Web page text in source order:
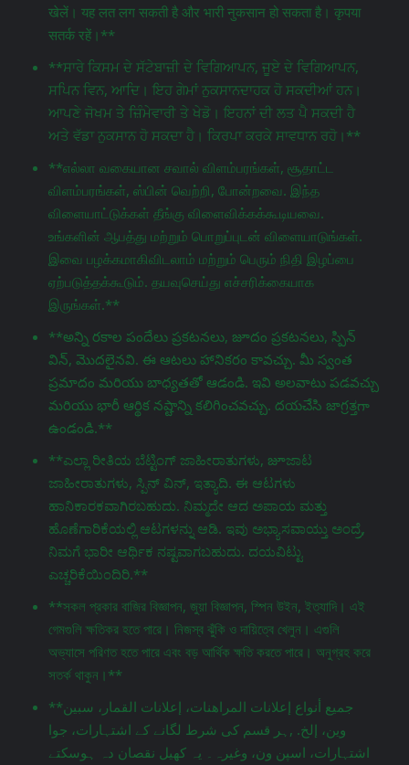
खेलें। यह लत लग सकती है और भारी नुकसान हो सकता है। कृपया
सतर्क रहें।**
**ਸਾਰੇ ਕਿਸਮ ਦੇ ਸੱਟੇਬਾਜ਼ੀ ਦੇ ਵਿਗਿਆਪਨ, ਜੂਏ ਦੇ ਵਿਗਿਆਪਨ,
ਸਪਿਨ ਵਿਨ, ਆਦਿ। ਇਹ ਗੇਮਾਂ ਨੁਕਸਾਨਦਾਹਕ ਹੋ ਸਕਦੀਆਂ ਹਨ।
ਆਪਣੇ ਜੋਖਮ ਤੇ ਜ਼ਿੰਮੇਵਾਰੀ ਤੇ ਖੇਡੋ। ਇਹਨਾਂ ਦੀ ਲਤ ਪੈ ਸਕਦੀ ਹੈ
ਅਤੇ ਵੱਡਾ ਨੁਕਸਾਨ ਹੋ ਸਕਦਾ ਹੈ। ਕਿਰਪਾ ਕਰਕੇ ਸਾਵਧਾਨ ਰਹੋ।**
**எல்லா வகையான சவால் விளம்பரங்கள், சூதாட்ட
விளம்பரங்கள், ஸ்பின் வெற்றி, போன்றவை. இந்த
விளையாட்டுக்கள் தீங்கு விளைவிக்கக்கூடியவை.
உங்களின் ஆபத்து மற்றும் பொறுப்புடன் விளையாடுங்கள்.
இவை பழக்கமாகிவிடலாம் மற்றும் பெரும் நிதி இழப்பை
ஏற்படுத்தக்கூடும். தயவுசெய்து எச்சரிக்கையாக
இருங்கள்.**
**అన్ని రకాల పందేలు ప్రకటనలు, జూదం ప్రకటనలు, స్పిన్
విన్, మొదలైనవి. ఈ ఆటలు హానికరం కావచ్చు. మీ స్వంత
ప్రమాదం మరియు బాధ్యతతో ఆడండి. ఇవి అలవాటు పడవచ్చు
మరియు భారీ ఆర్థిక నష్టాన్ని కలిగించవచ్చు. దయచేసి జాగ్రತ್ತగా
ఉండండి.**
**ಎಲ್ಲಾ ರೀತಿಯ ಬೆಟ್ಟಿಂಗ್ ಜಾಹೀರಾತುಗಳು, జూಜಾಟ
ಜಾಹೀರಾತುಗಳು, ಸ್ಪಿನ್ ವಿನ್, ಇತ್ಯಾದಿ. ಈ ಆಟಗಳು
ಹಾನಿಕಾರಕವಾಗಿರಬಹುದು. ನಿಮ್ಮದೇ ಆದ ಅಪಾಯ ಮತ್ತು
ಹೊಣೆಗಾರಿಕೆಯಲ್ಲಿ ಆಟಗಳನ್ನು ಆಡಿ. ಇವು ಅಭ್ಯಾಸವಾಯ್ತು ಅಂದ್ರೆ,
ನಿಮಗೆ ಭಾರೀ ಆರ್ಥಿಕ ನಷ್ಟವಾಗಬಹುದು. ದಯವಿಟ್ಟು
ಎಚ್ಚರಿಕೆಯಿಂದಿರಿ.**
**সকল প্রকার বাজির বিজ্ঞাপন, জুয়া বিজ্ঞাপন, স্পিন উইন, ইত্যাদি। এই
গেমগুলি ক্ষতিকর হতে পারে। নিজস্ব ঝুঁকি ও দায়িত্বে খেলুন। এগুলি
অভ্যাসে পরিণত হতে পারে এবং বড় আর্থিক ক্ষতি করতে পারে। অনুগ্রহ করে
সতর্ক থাকুন।**
**جميع أنواع إعلانات المراهنات، إعلانات القمار، سبين
وين، إلخ. ,ہر قسم کی شرط لگانے کے اشتہارات، جوا
اشتہارات، اسپن ون، وغیرہ۔ یہ کھیل نقصان دہ ہوسکتے